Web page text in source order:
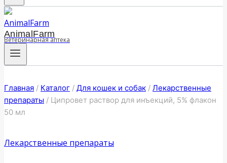
AnimalFarm
Ветеринарная аптека
Главная / Каталог / Для кошек и собак / Лекарственные
препараты / Ципровет раствор для инъекций, 5% флакон
50 мл
Лекарственные препараты